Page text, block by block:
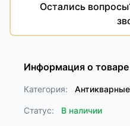
Остались
Информация о товаре
Категория:
Статус: В наличии